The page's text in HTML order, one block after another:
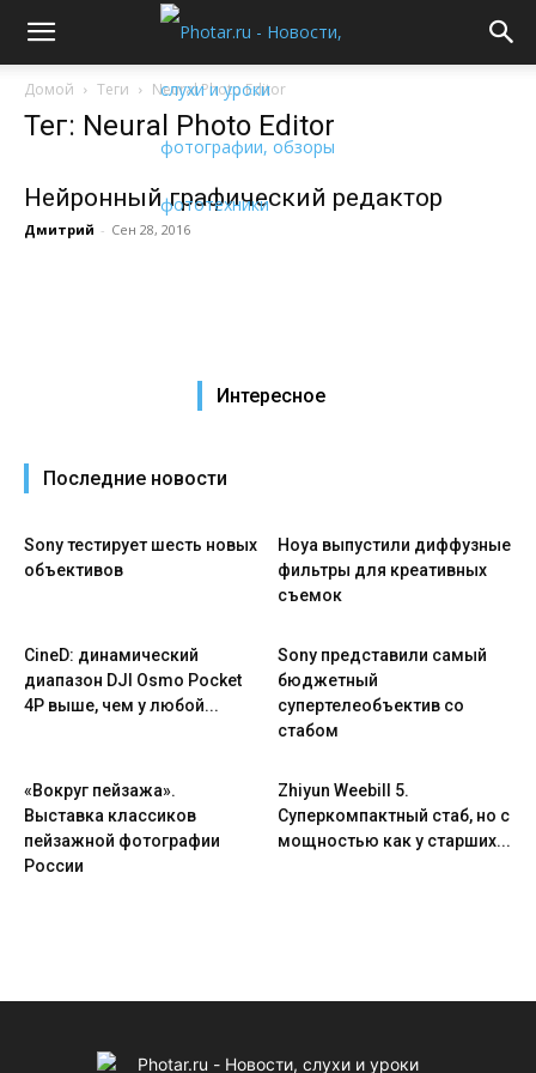
Домой Теги Neural Photo Editor
Тег: Neural Photo Editor
Нейронный графический редактор
Дмитрий - Сен 28, 2016
Интересное
Последние новости
Sony тестирует шесть новых
объективов
Hoya выпустили диффузные
фильтры для креативных
съемок
CineD: динамический
диапазон DJI Osmo Pocket
4P выше, чем у любой...
Sony представили самый
бюджетный
супертелеобъектив со
стабом
«Вокруг пейзажа».
Выставка классиков
пейзажной фотографии
России
Zhiyun Weebill 5.
Cуперкомпактный стаб, но с
мощностью как у старших...